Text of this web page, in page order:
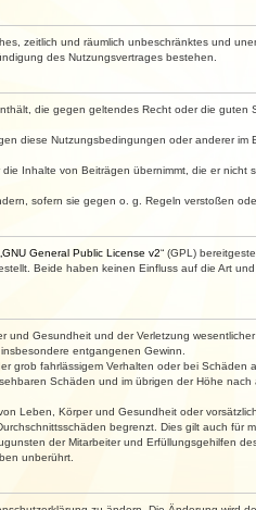
zeitlich und räumlich unbeschränktes und
des Nutzungsvertrages bestehen.
die gegen geltendes Recht oder die
diese Nutzungsbedingungen oder anderer
Inhalte von Beiträgen übernimmt, die er
sofern sie gegen o. g. Regeln verstoßen
GNU General Public License v2“ (GPL)
Beide haben keinen Einfluss auf die Art
Gesundheit und der Verletzung
entgangenen Gewinn.
grob fahrlässigem Verhalten oder bei
Schäden und im übrigen der Höhe
Leben, Körper und Gesundheit oder
begrenzt. Dies gilt auch für
der Mitarbeiter und Erfüllungsgehilfen
unberührt.